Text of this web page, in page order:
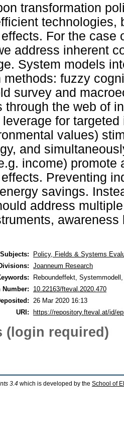
transformation
technologies,
For the case
address inherent
System models
methods: fuzzy
survey and
through the web of
for
values)
and
income) promote
Preventing
savings.
address
Subjects:
Policy, Fields & Systems
Joanneum Research
Reboundeffekt,
10.22163/fteval.2020.470
26 Mar 2020 16:13
URI: https://repository.fteval.at/id/
(login required)
3.4 which is developed by the School of